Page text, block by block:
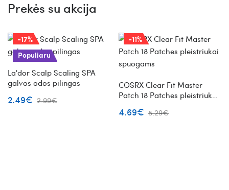
Prekės su akcija
-17%
Populiaru
La'dor Scalp Scaling SPA
galvos odos pilingas
2.49€ 2.99€
-11%
COSRX Clear Fit Master
Patch 18 Patches pleistriukai
4.69€ 5.29€